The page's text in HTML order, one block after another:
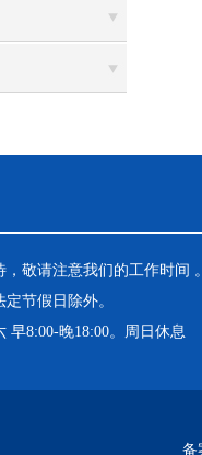
，敬请注意我们的工作时间
节假日除外。
早8:00-晚18:00。周日休息
备